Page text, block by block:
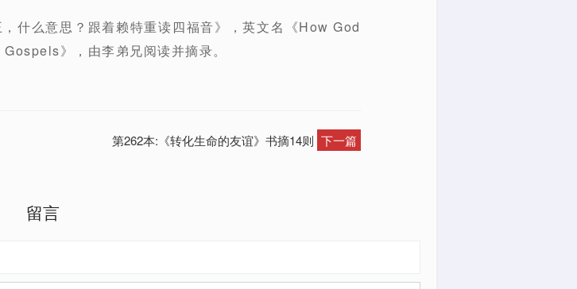
什么意思？跟着赖特重读四福音》，英文名《How God
》，由李弟兄阅读并摘录。
第262本:《转化生命的友谊》书摘14则 下一篇
留言